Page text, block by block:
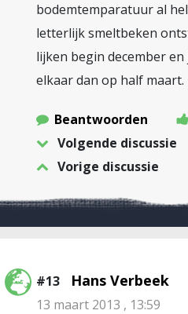
bodemtemparatuur al
letterlijk smeltbeken
lijken begin december
elkaar dan op half maart.
Beantwoorden
Volgende discussie
Vorige discussie
#13 Hans Verbeek
13 maart 2013 , 13:59